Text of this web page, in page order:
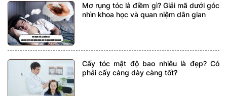
Mơ rụng tóc là điềm gì? Giải mã dưới góc
nhìn khoa học và quan niệm dân gian
Cấy tóc mật độ bao nhiêu là đẹp? Có
phải cấy càng dày càng tốt?